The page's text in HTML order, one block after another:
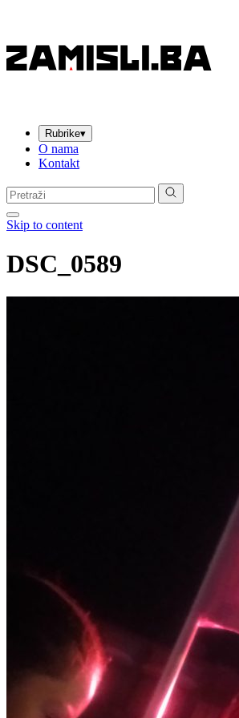
Rubrike▾
O nama
Kontakt
Pretraga:
Skip to content
DSC_0589